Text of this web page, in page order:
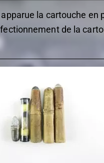
la cartouche
de la